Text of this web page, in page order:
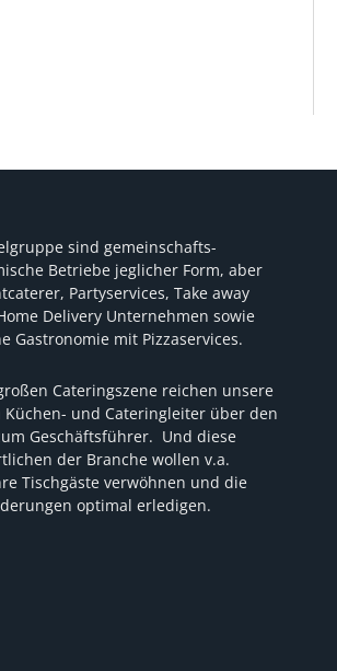
sind gemeinschafts-
Betriebe jeglicher Form, aber
Partyservices, Take away
Delivery Unternehmen sowie
Gastronomie mit Pizzaservices.
Cateringszene reichen unsere
Küchen- und Cateringleiter über den
Geschäftsführer. Und diese
der Branche wollen v.a.
Tischgäste verwöhnen und die
optimal erledigen.